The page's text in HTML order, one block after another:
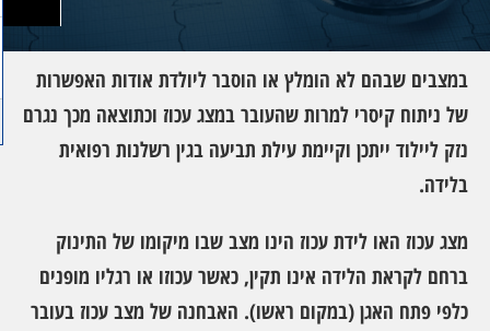
במצבים שבהם לא הומלץ או הוסבר ליולדת אודות האפשרות
של ניתוח קיסרי למרות שהעובר במצג עכוז וכתוצאה מכך נגרם
נזק ליילוד ייתכן וקיימת עילת תביעה בגין רשלנות רפואית
בלידה.
מצג עכוז האו לידת עכוז הינו מצב שבו מיקומו של התינוק
ברחם לקראת הלידה אינו תקין, כאשר עכוזו או רגליו מופנים
כלפי פתח האגן (במקום ראשו). האבחנה של מצב עכוז בעובר